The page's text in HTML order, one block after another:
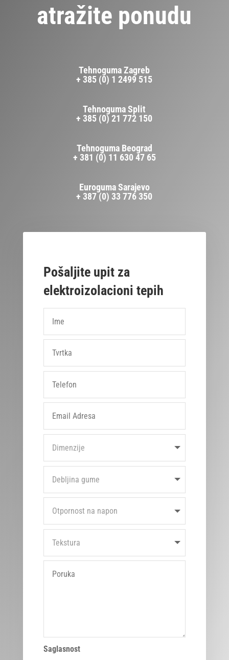
atražite ponudu
Tehnoguma Zagreb
+ 385 (0) 1 2499 515
Tehnoguma Split
+ 385 (0) 21 772 150
Tehnoguma Beograd
+ 381 (0) 11 630 47 65
Euroguma Sarajevo
+ 387 (0) 33 776 350
Pošaljite upit za
elektroizolacioni tepih
Saglasnost